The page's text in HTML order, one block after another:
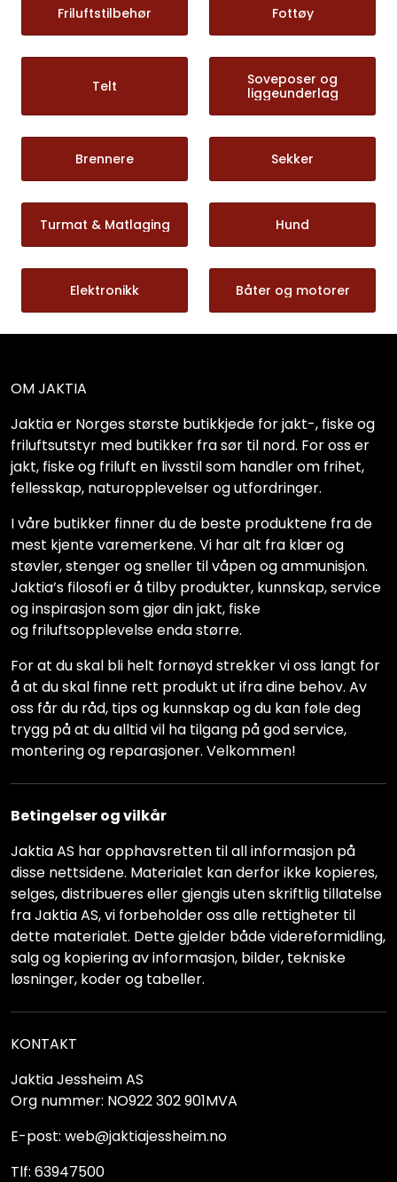
Friluftstilbehør Fottøy
Telt
Soveposer og
liggeunderlag
Brennere Sekker
Turmat & Matlaging Hund
Elektronikk Båter og motorer
OM JAKTIA
Jaktia er Norges største butikkjede for jakt-, fiske og
friluftsutstyr med butikker fra sør til nord. For oss er
jakt, fiske og friluft en livsstil som handler om frihet,
fellesskap, naturopplevelser og utfordringer.
I våre butikker finner du de beste produktene fra de
mest kjente varemerkene. Vi har alt fra klær og
støvler, stenger og sneller til våpen og ammunisjon.
Jaktia’s filosofi er å tilby produkter, kunnskap, service
og inspirasjon som gjør din jakt, fiske
og friluftsopplevelse enda større.
For at du skal bli helt fornøyd strekker vi oss langt for
å at du skal finne rett produkt ut ifra dine behov. Av
oss får du råd, tips og kunnskap og du kan føle deg
trygg på at du alltid vil ha tilgang på god service,
montering og reparasjoner. Velkommen!
Betingelser og vilkår
Jaktia AS har opphavsretten til all informasjon på
disse nettsidene. Materialet kan derfor ikke kopieres,
selges, distribueres eller gjengis uten skriftlig tillatelse
fra Jaktia AS, vi forbeholder oss alle rettigheter til
dette materialet. Dette gjelder både videreformidling,
salg og kopiering av informasjon, bilder, tekniske
løsninger, koder og tabeller.
KONTAKT
Jaktia Jessheim AS
Org nummer: NO922 302 901MVA
E-post: web@jaktiajessheim.no
Tlf: 63947500